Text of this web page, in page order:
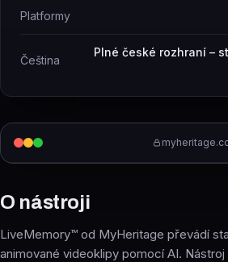
O nástroji
LiveMemory™ od MyHeritage převádí
animované videoklipy pomocí AI.
Platformy
Čeština
Plné české rozhraní –